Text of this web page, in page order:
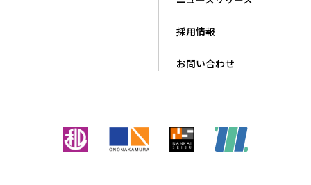
採用情報
お問い合わせ